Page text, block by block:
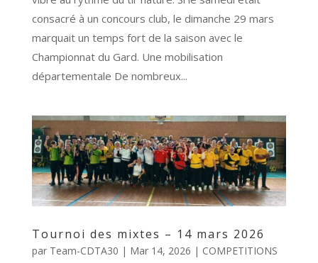
consacré à un concours club, le dimanche 29 mars
marquait un temps fort de la saison avec le
Championnat du Gard. Une mobilisation
départementale De nombreux...
Tournoi des mixtes – 14 mars 2026
par Team-CDTA30 | Mar 14, 2026 | COMPETITIONS